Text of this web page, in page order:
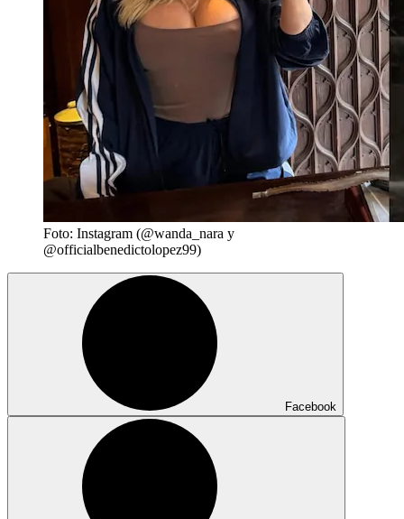
Foto: Instagram (@wanda_nara y
@officialbenedictolopez99)
Facebook